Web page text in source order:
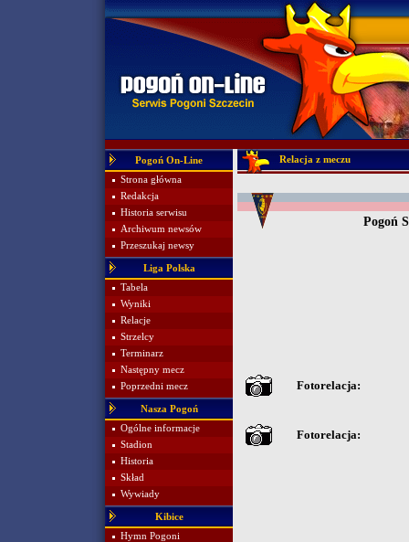
Pogoń On-Line
Strona główna
Redakcja
Historia serwisu
Archiwum newsów
Przeszukaj newsy
Liga Polska
Tabela
Wyniki
Relacje
Strzelcy
Terminarz
Następny mecz
Poprzedni mecz
Nasza Pogoń
Ogólne informacje
Stadion
Historia
Skład
Wywiady
Kibice
Hymn Pogoni
Relacja z meczu
Pogoń
Fotorelacja:
Fotorelacja: